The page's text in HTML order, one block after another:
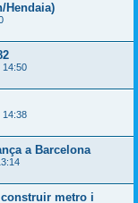
Hendaia)
14:50
14:38
a Barcelona
metro i